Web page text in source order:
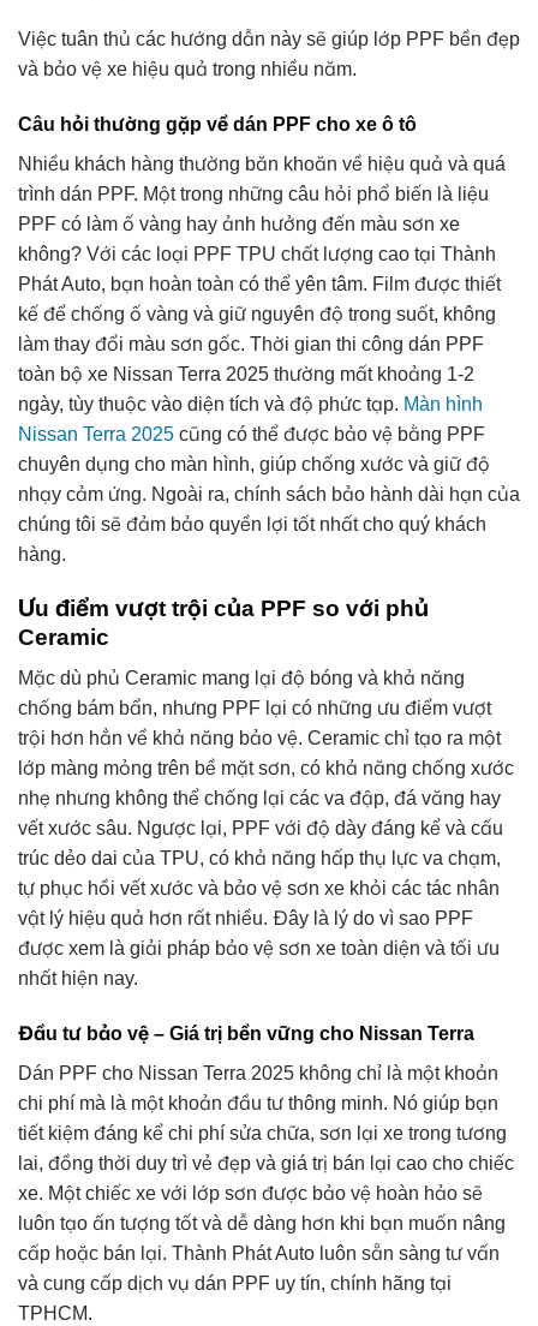
Việc tuân thủ các hướng dẫn này sẽ giúp lớp PPF bền đẹp
và bảo vệ xe hiệu quả trong nhiều năm.
Câu hỏi thường gặp về dán PPF cho xe ô tô
Nhiều khách hàng thường băn khoăn về hiệu quả và quá
trình dán PPF. Một trong những câu hỏi phổ biến là liệu
PPF có làm ố vàng hay ảnh hưởng đến màu sơn xe
không? Với các loại PPF TPU chất lượng cao tại Thành
Phát Auto, bạn hoàn toàn có thể yên tâm. Film được thiết
kế để chống ố vàng và giữ nguyên độ trong suốt, không
làm thay đổi màu sơn gốc. Thời gian thi công dán PPF
toàn bộ xe Nissan Terra 2025 thường mất khoảng 1-2
ngày, tùy thuộc vào diện tích và độ phức tạp. Màn hình
Nissan Terra 2025 cũng có thể được bảo vệ bằng PPF
chuyên dụng cho màn hình, giúp chống xước và giữ độ
nhạy cảm ứng. Ngoài ra, chính sách bảo hành dài hạn của
chúng tôi sẽ đảm bảo quyền lợi tốt nhất cho quý khách
hàng.
Ưu điểm vượt trội của PPF so với phủ
Ceramic
Mặc dù phủ Ceramic mang lại độ bóng và khả năng
chống bám bẩn, nhưng PPF lại có những ưu điểm vượt
trội hơn hẳn về khả năng bảo vệ. Ceramic chỉ tạo ra một
lớp màng mỏng trên bề mặt sơn, có khả năng chống xước
nhẹ nhưng không thể chống lại các va đập, đá văng hay
vết xước sâu. Ngược lại, PPF với độ dày đáng kể và cấu
trúc dẻo dai của TPU, có khả năng hấp thụ lực va chạm,
tự phục hồi vết xước và bảo vệ sơn xe khỏi các tác nhân
vật lý hiệu quả hơn rất nhiều. Đây là lý do vì sao PPF
được xem là giải pháp bảo vệ sơn xe toàn diện và tối ưu
nhất hiện nay.
Đầu tư bảo vệ – Giá trị bền vững cho Nissan Terra
Dán PPF cho Nissan Terra 2025 không chỉ là một khoản
chi phí mà là một khoản đầu tư thông minh. Nó giúp bạn
tiết kiệm đáng kể chi phí sửa chữa, sơn lại xe trong tương
lai, đồng thời duy trì vẻ đẹp và giá trị bán lại cao cho chiếc
xe. Một chiếc xe với lớp sơn được bảo vệ hoàn hảo sẽ
luôn tạo ấn tượng tốt và dễ dàng hơn khi bạn muốn nâng
cấp hoặc bán lại. Thành Phát Auto luôn sẵn sàng tư vấn
và cung cấp dịch vụ dán PPF uy tín, chính hãng tại
TPHCM.